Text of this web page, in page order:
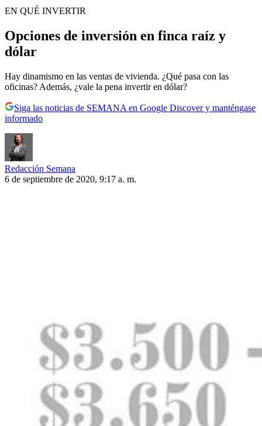
EN QUÉ INVERTIR
Opciones de inversión en finca raíz y
dólar
Hay dinamismo en las ventas de vivienda. ¿Qué pasa con las
oficinas? Además, ¿vale la pena invertir en dólar?
Siga las noticias de SEMANA en Google Discover y manténgase
informado
Redacción Semana
6 de septiembre de 2020, 9:17 a. m.